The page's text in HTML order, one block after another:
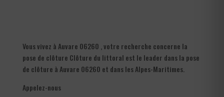
Vous vivez à Auvare 06260 , votre recherche concerne la
pose de clôture Clôture du littoral est le leader dans la pose
de clôture à Auvare 06260 et dans les Alpes-Maritimes.
Appelez-nous